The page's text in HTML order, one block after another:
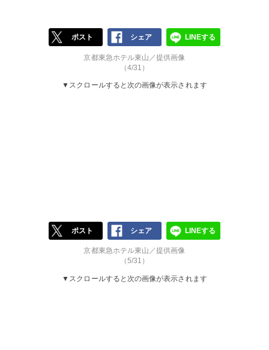
ポスト シェア LINEする
京都東急ホテル東山／提供画像
（4/31）
▼スクロールすると次の画像が表示されます
ポスト シェア LINEする
京都東急ホテル東山／提供画像
（5/31）
▼スクロールすると次の画像が表示されます